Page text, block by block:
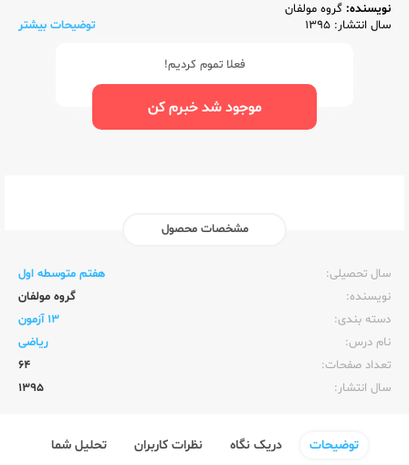
نویسنده: گروه مولفان
سال انتشار: 1395
توضیحات بیشتر
فعلا تموم کردیم!
موجود شد خبرم کن
مشخصات محصول
سال تحصیلی:‌
هفتم متوسطه اول
نویسنده:‌
گروه مولفان
دسته بندی:
13 آزمون
نام درس:
ریاضی
تعداد صفحات:‌
64
سال انتشار:‌
1395
توضیحات دریک نگاه نظرات کاربران تحلیل شما